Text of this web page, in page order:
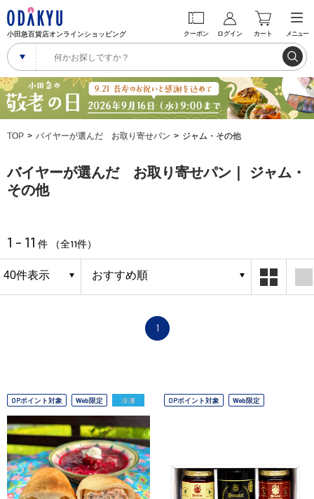
小田急百貨店オンラインショッピング クーポン ログイン カート メニュー
TOP バイヤーが選んだ お取り寄せパン ジャム・その他
バイヤーが選んだ お取り寄せパン｜ ジャム・
その他
1 - 11 件 （全11件）
1
OPポイント対象 Web限定 冷凍 OPポイント対象 Web限定